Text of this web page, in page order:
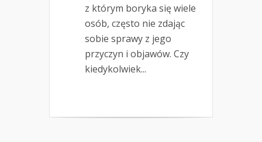
z którym boryka się wiele
osób, często nie zdając
sobie sprawy z jego
przyczyn i objawów. Czy
kiedykolwiek...